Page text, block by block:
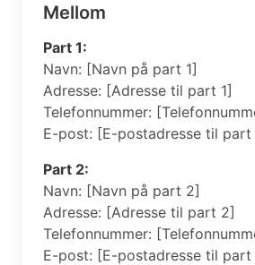
Mellom
Part 1:
Navn: [Navn på part 1]
Adresse: [Adresse til part 1]
Telefonnummer:
E-post: [E-postadresse til part
Part 2:
Navn: [Navn på part 2]
Adresse: [Adresse til part 2]
Telefonnummer:
E-post: [E-postadresse til part